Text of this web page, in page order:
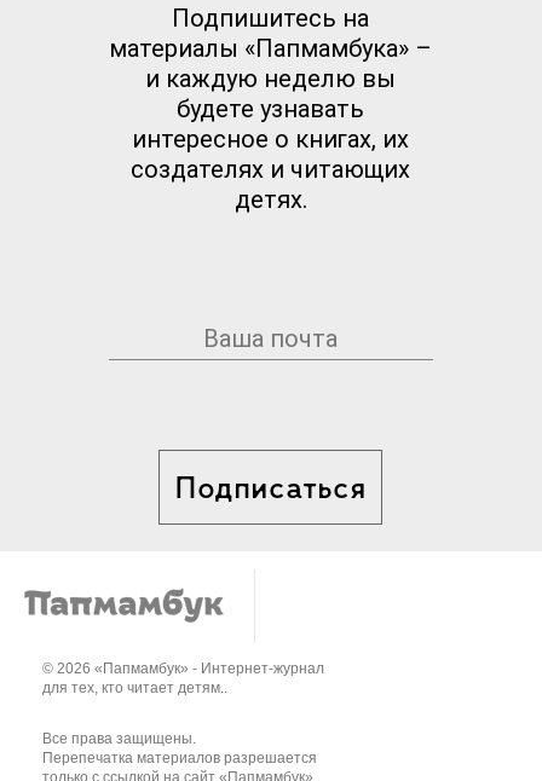
Подпишитесь на
материалы «Папмамбука» –
и каждую неделю вы
будете узнавать
интересное о книгах, их
создателях и читающих
детях.
Подписаться
© 2026 «Папмамбук» - Интернет-журнал
для тех, кто читает детям..
Все права защищены.
Перепечатка материалов разрешается
только с ссылкой на сайт «Папмамбук».